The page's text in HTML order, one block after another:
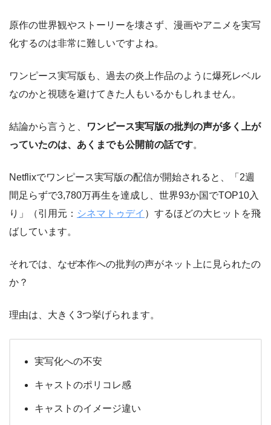
原作の世界観やストーリーを壊さず、漫画やアニメを実写
化するのは非常に難しいですよね。
ワンピース実写版も、過去の炎上作品のように爆死レベル
なのかと視聴を避けてきた人もいるかもしれません。
結論から言うと、
ワンピース実写版の批判の声が多く上が
っていたのは、あくまでも公開前の話です。
Netflixでワンピース実写版の配信が開始されると、「2週
間足らずで3,780万再生を達成し、世界93か国でTOP10入
り」（引用元： シネマトゥデイ ）するほどの大ヒットを飛
ばしています。
それでは、なぜ本作への批判の声がネット上に見られたの
か？
理由は、大きく3つ挙げられます。
実写化への不安
キャストのポリコレ感
キャストのイメージ違い